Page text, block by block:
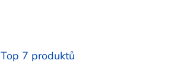
Top 7 produktů